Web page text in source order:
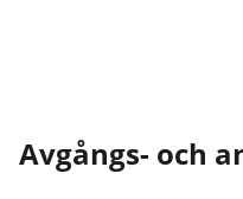
Avgångs- och